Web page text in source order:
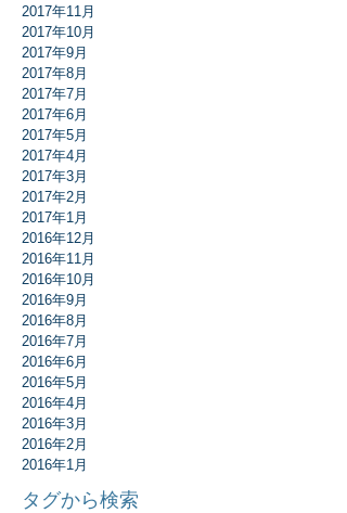
2017年11月
2017年10月
2017年9月
2017年8月
2017年7月
2017年6月
2017年5月
2017年4月
2017年3月
2017年2月
2017年1月
2016年12月
2016年11月
2016年10月
2016年9月
2016年8月
2016年7月
2016年6月
2016年5月
2016年4月
2016年3月
2016年2月
2016年1月
タグから検索